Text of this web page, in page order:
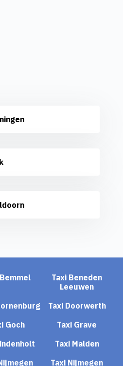
Taxi Beneden
Leeuwen
Taxi Doorwerth
Goch
Taxi Grave
Taxi Malden
Taxi Nijmegen